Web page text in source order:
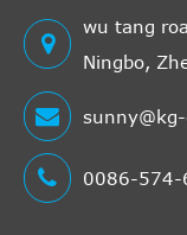
wu tang
Ningbo,
0086-574-